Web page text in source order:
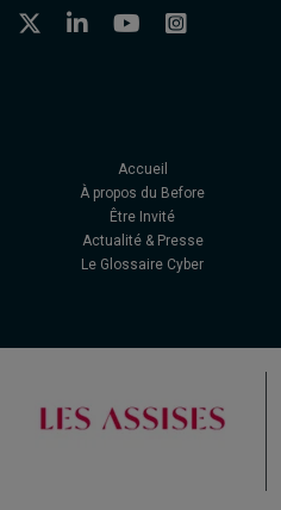
Accueil
À propos du Before
Être Invité
Actualité & Presse
Le Glossaire Cyber